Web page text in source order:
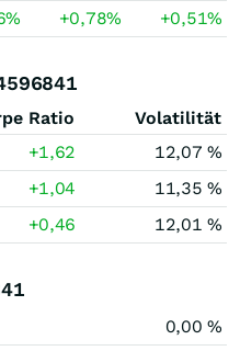
% +0,78% +0,51%
Ratio
Volatilität
+1,62
12,07 %
+1,04
11,35 %
+0,46 12,01 %
0,00 %